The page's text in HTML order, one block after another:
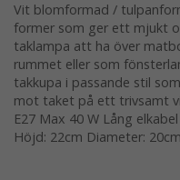
Vit blomformad /
former som ger ett mjukt
taklampa att ha över
rummet eller som
takkupa i passande stil
mot taket på ett trivsamt
E27 Max 40 W Lång
Höjd: 22cm Diameter: 20cm